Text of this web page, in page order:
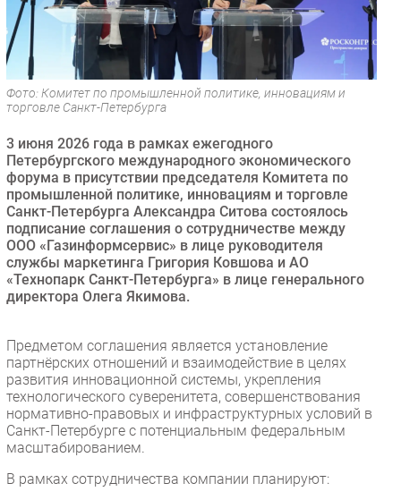
Безопасность
Инновации
CIO/Управление ИТ
Гаджеты
РАЗДЕЛЫ
Новости
Аналитика
Интервью
Мероприятия
Тестовый стенд
Каталог компаний
Фото: Комитет по промышленной политике, инновациям и
торговле Санкт-Петербурга
3 июня 2026 года в рамках ежегодного
Петербургского международного экономического
форума в присутствии председателя Комитета по
промышленной политике, инновациям и торговле
Санкт-Петербурга Александра Ситова состоялось
подписание соглашения о сотрудничестве между
ООО «Газинформсервис» в лице руководителя
службы маркетинга Григория Ковшова и АО
«Технопарк Санкт-Петербурга» в лице генерального
директора Олега Якимова.
Предметом соглашения является установление
партнёрских отношений и взаимодействие в целях
развития инновационной системы, укрепления
технологического суверенитета, совершенствования
нормативно-правовых и инфраструктурных условий в
Санкт-Петербурге с потенциальным федеральным
масштабированием.
В рамках сотрудничества компании планируют: